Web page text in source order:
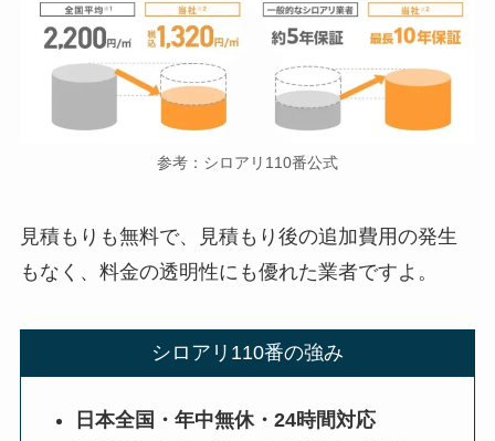
参考：シロアリ110番公式
見積もりも無料で、見積もり後の追加費用の発生
もなく、料金の透明性にも優れた業者ですよ。
シロアリ110番の強み
日本全国・年中無休・24時間対応